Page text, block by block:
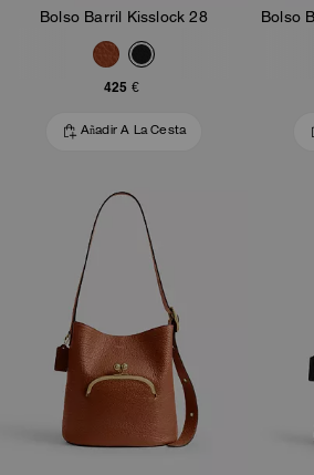
Bolso Barril Kisslock 28
425 €
Añadir A La Cesta